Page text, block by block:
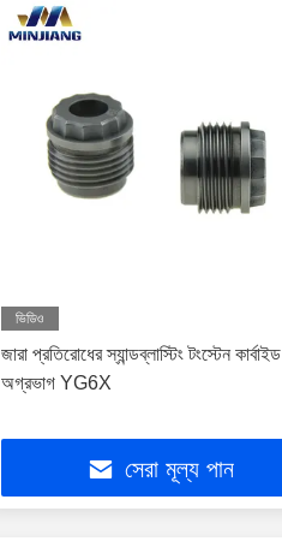
ভিডিও
জারা প্রতিরোধের স্যান্ডব্লাস্টিং টংস্টেন কার্বাইড
অগ্রভাগ YG6X
সেরা মূল্য পান